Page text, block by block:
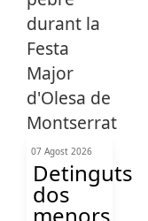
07 Agost 2026
Detinguts
dos